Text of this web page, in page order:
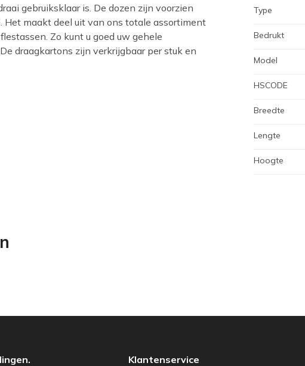
gebruiksklaar is. De dozen zijn voorzien
maakt deel uit van ons totale assortiment
Zo kunt u goed uw gehele
draagkartons zijn verkrijgbaar per stuk en
Type
Bedrukt
Model
HSCODE
Breedte
Lengte
Hoogte
Klantenservice